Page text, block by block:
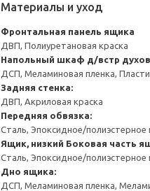
Материалы и уход
Фронтальная панель ящика
ДВП, Полиуретановая краска
Напольный шкаф д/встр
ДСП, Меламиновая пленка,
Задняя стенка:
ДВП, Акриловая краска
Передняя обвязка:
Сталь, Эпоксидное/
Ящик, низкий Боковая часть
Сталь, Эпоксидное/
Дно ящика:
ДСП, Меламиновая пленка,